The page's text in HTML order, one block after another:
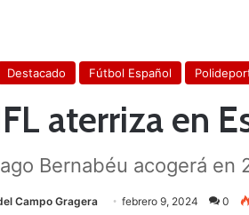
Destacado Fútbol Español
aterriza en
Bernabéu acogerá
Campo Gragera febrero 9, 2024 0